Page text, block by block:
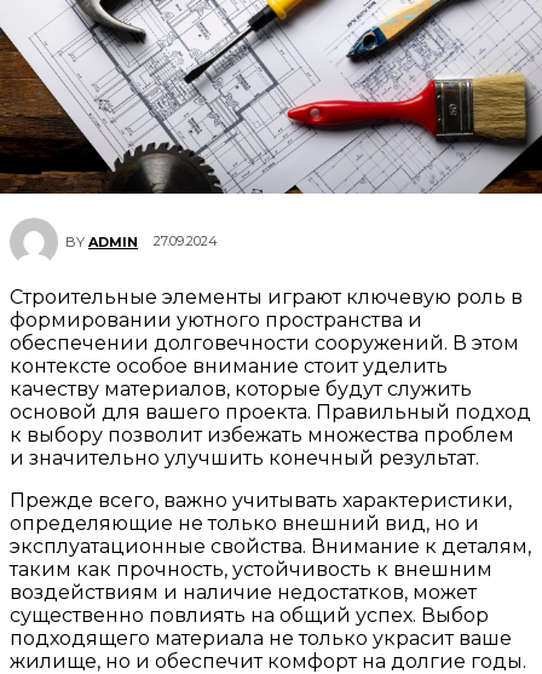
BY ADMIN 27.09.2024
Строительные элементы играют ключевую роль в
формировании уютного пространства и
обеспечении долговечности сооружений. В этом
контексте особое внимание стоит уделить
качеству материалов, которые будут служить
основой для вашего проекта. Правильный подход
к выбору позволит избежать множества проблем
и значительно улучшить конечный результат.
Прежде всего, важно учитывать характеристики,
определяющие не только внешний вид, но и
эксплуатационные свойства. Внимание к деталям,
таким как прочность, устойчивость к внешним
воздействиям и наличие недостатков, может
существенно повлиять на общий успех. Выбор
подходящего материала не только украсит ваше
жилище, но и обеспечит комфорт на долгие годы.